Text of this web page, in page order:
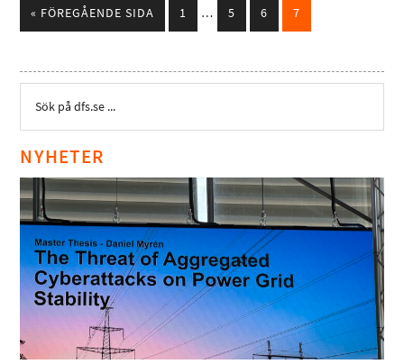
« FÖREGÅENDE SIDA 1 … 5 6 7
NYHETER